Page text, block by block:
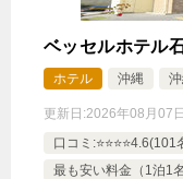
ベッセルホテル
ホテル 沖縄
更新日:2026年08月07日
口コミ:⭐️⭐️⭐️⭐️4.6(101
最も安い料金（1泊1